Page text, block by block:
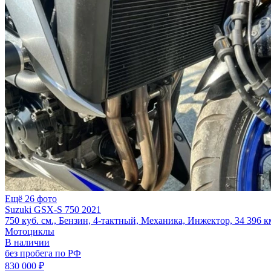
Ещё 26 фото
Suzuki GSX-S 750 2021
750 куб. см., Бензин, 4-тактный, Механика, Инжектор, 34 396
Мотоциклы
В наличии
без пробега по РФ
830 000 ₽